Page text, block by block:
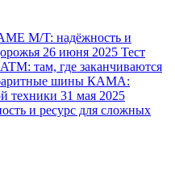
M/T: надёжность и
26 июня 2025 Тест
там, где заканчиваются
шины КАМА:
техники 31 мая 2025
и ресурс для сложных